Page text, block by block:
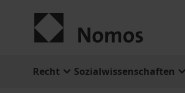
Recht Sozialwissenschaften